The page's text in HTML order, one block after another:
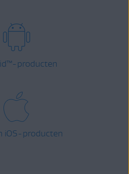
™-producten
iOS-producten